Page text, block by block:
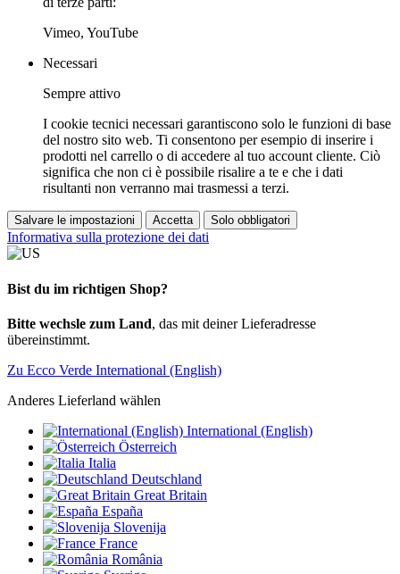
Vimeo, YouTube
Necessari
Sempre attivo
I cookie tecnici necessari garantiscono solo le funzioni di base
del nostro sito web. Ti consentono per esempio di inserire i
prodotti nel carrello o di accedere al tuo account cliente. Ciò
significa che non ci è possibile risalire a te e che i dati
risultanti non verranno mai trasmessi a terzi.
Salvare le impostazioni Accetta Solo obbligatori
Informativa sulla protezione dei dati
Bist du im richtigen Shop?
Bitte wechsle zum Land, das mit deiner Lieferadresse
übereinstimmt.
Zu Ecco Verde International (English)
Anderes Lieferland wählen
International (English)
Österreich
Italia
Deutschland
Great Britain
España
Slovenija
France
România